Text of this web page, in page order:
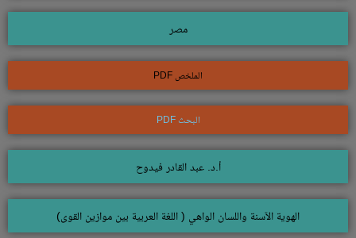
مصر
الملخص PDF
البحث PDF
أ.د. عبد القادر فيدوح
الهوية الآسنة واللسان الواهي ( اللغة العربية بين موازين القوى)